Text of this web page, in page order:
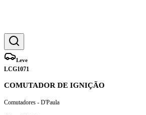
Leve
LCG1071
COMUTADOR DE IGNIÇÃO
Comutadores - D'Paula